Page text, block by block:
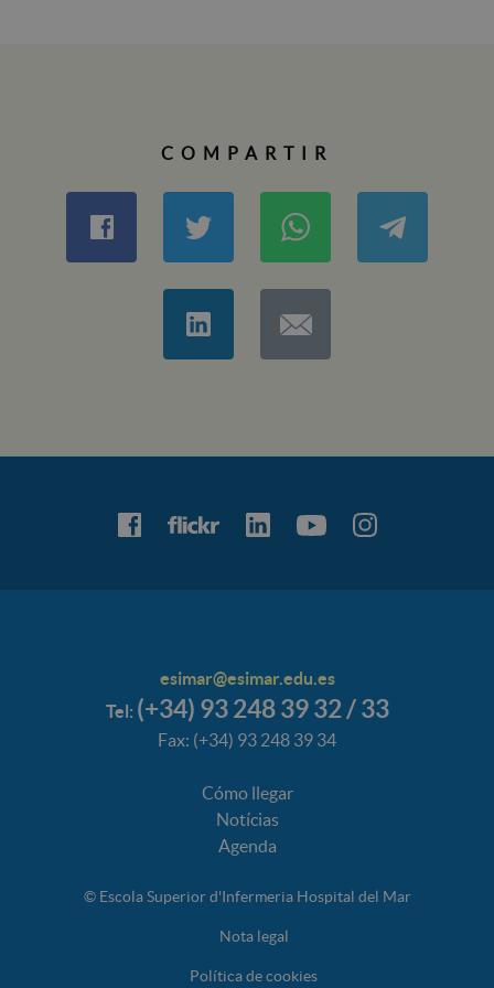
COMPARTIR
esimar@esimar.edu.es
Tel: (+34) 93 248 39 32 / 33
Fax: (+34) 93 248 39 34
Cómo llegar
Notícias
Agenda
© Escola Superior d'Infermeria Hospital del Mar
Nota legal
Política de cookies